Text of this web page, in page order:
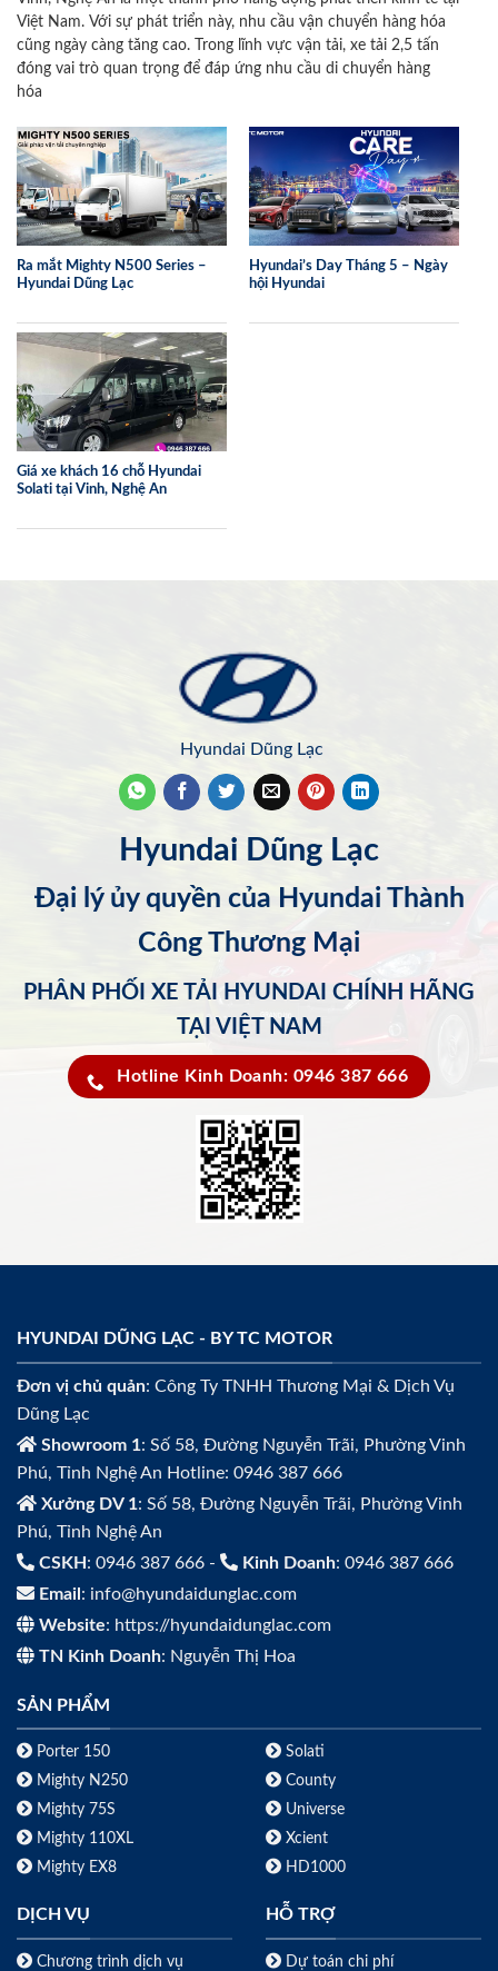
Việt Nam. Với sự phát triển này, nhu cầu vận chuyển hàng hóa
cũng ngày càng tăng cao. Trong lĩnh vực vận tải, xe tải 2,5 tấn
đóng vai trò quan trọng để đáp ứng nhu cầu di chuyển hàng
hóa
Ra mắt Mighty N500 Series –
Hyundai Dũng Lạc
Hyundai’s Day Tháng 5 – Ngày
hội Hyundai
Giá xe khách 16 chỗ Hyundai
Solati tại Vinh, Nghệ An
Hyundai Dũng Lạc
Hyundai Dũng Lạc
Đại lý ủy quyền của Hyundai Thành
Công Thương Mại
PHÂN PHỐI XE TẢI HYUNDAI CHÍNH HÃNG
TẠI VIỆT NAM
Hotline Kinh Doanh: 0946 387 666
HYUNDAI DŨNG LẠC - BY TC MOTOR
Đơn vị chủ quản: Công Ty TNHH Thương Mại & Dịch Vụ
Dũng Lạc
Showroom 1: Số 58, Đường Nguyễn Trãi, Phường Vinh
Phú, Tỉnh Nghệ An Hotline: 0946 387 666
Xưởng DV 1: Số 58, Đường Nguyễn Trãi, Phường Vinh
Phú, Tỉnh Nghệ An
CSKH: 0946 387 666 - Kinh Doanh: 0946 387 666
Email: info@hyundaidunglac.com
Website: https://hyundaidunglac.com
TN Kinh Doanh: Nguyễn Thị Hoa
SẢN PHẨM
Porter 150
Mighty N250
Mighty 75S
Mighty 110XL
Mighty EX8
Solati
County
Universe
Xcient
HD1000
DỊCH VỤ
Chương trình dịch vụ
HỖ TRỢ
Dự toán chi phí